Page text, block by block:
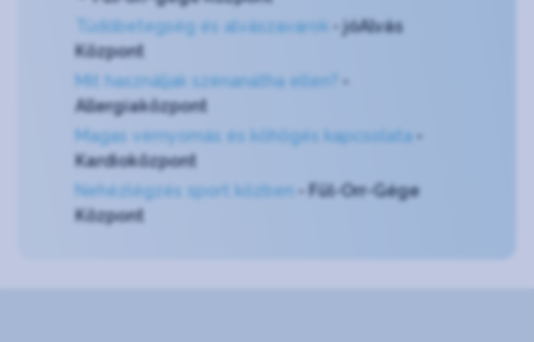
Tüdőbetegség és alvászavarok - jóAlvás
Központ
Mit használjak szénanátha ellen?
-
Allergiaközpont
Magas vérnyomás és köhögés kapcsolata
Kardioközpont
Nehézlégzés sport közben
- Fül-Orr-Gége
Központ